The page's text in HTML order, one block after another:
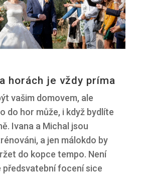
horách je vždy príma
vašim domovem, ale
do hor může, i když bydlíte
Ivana a Michal jsou
a jen málokdo by
do kopce tempo. Není
předsvatební focení sice